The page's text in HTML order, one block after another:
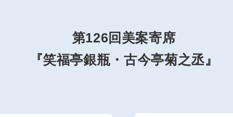
第126回美案寄席
『笑福亭銀瓶・古今亭菊之丞』